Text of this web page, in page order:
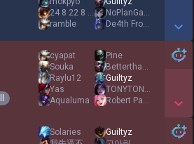
24 8 22 8 23 1
ramble
NoPlanGamer
De4th From Below
cyapat
Souka
Raylu12
Yas
Aqualuma
Pine
BetterthanWillis
Guiltyz
TONYTONYCHOPPA
Robert Pattinson
Solaries
Guiltyz